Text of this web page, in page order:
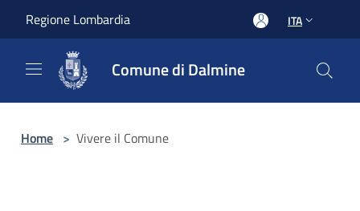
Regione Lombardia ITA
Comune di Dalmine
Home > Vivere il Comune